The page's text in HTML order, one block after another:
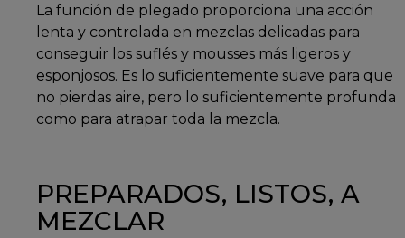
La función de plegado proporciona una acción
lenta y controlada en mezclas delicadas para
conseguir los suflés y mousses más ligeros y
esponjosos. Es lo suficientemente suave para que
no pierdas aire, pero lo suficientemente profunda
como para atrapar toda la mezcla.
PREPARADOS, LISTOS, A
MEZCLAR